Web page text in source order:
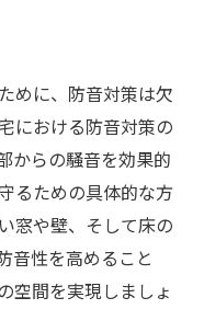
めに、防音対策は欠
における防音対策の
からの騒音を効果的
るための具体的な方
窓や壁、そして床の
音性を高めること
空間を実現しましょ